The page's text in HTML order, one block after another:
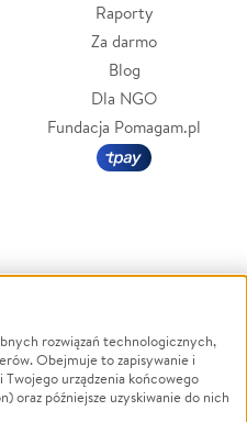
Raporty
Za darmo
Blog
Dla NGO
Fundacja Pomagam.pl
Powódź
Wichura
NGO
rozwiązań technologicznych,
Obejmuje to zapisywanie i
urządzenia końcowego
oraz późniejsze uzyskiwanie do nich